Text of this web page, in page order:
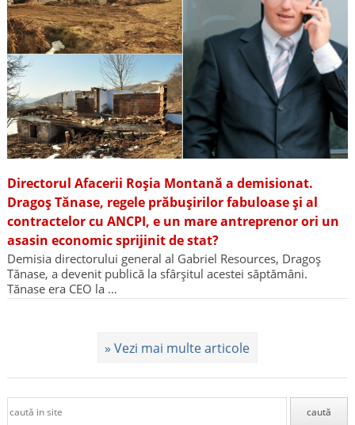
Directorul Afacerii Roșia Montană a demisionat.
Dragoș Tănase, regele prăbușirilor fabuloase și al
contractelor cu ANCPI, e un mare antreprenor ori un
asasin economic sprijinit de stat?
Demisia directorului general al Gabriel Resources, Dragoș
Tănase, a devenit publică la sfârșitul acestei săptămâni.
Tănase era CEO la …
» Vezi mai multe articole